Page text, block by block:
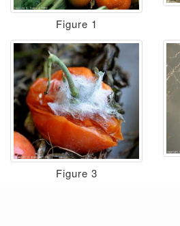
Figure 1
Figure 3